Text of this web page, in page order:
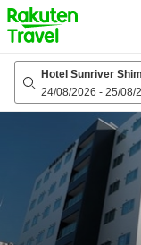
to
top
page
Hotel Sunriver
24/08/2026 - 25/08/